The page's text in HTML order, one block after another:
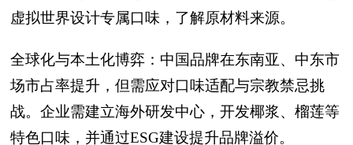
虚拟世界设计专属口味，了解原材料来源。
全球化与本土化博弈：中国品牌在东南亚、中东市
场市占率提升，但需应对口味适配与宗教禁忌挑
战。企业需建立海外研发中心，开发椰浆、榴莲等
特色口味，并通过ESG建设提升品牌溢价。